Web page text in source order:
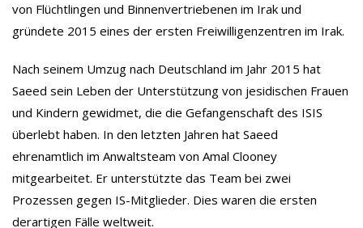
von Flüchtlingen und Binnenvertriebenen im Irak und
gründete 2015 eines der ersten Freiwilligenzentren im Irak.
Nach seinem Umzug nach Deutschland im Jahr 2015 hat
Saeed sein Leben der Unterstützung von jesidischen Frauen
und Kindern gewidmet, die die Gefangenschaft des ISIS
überlebt haben. In den letzten Jahren hat Saeed
ehrenamtlich im Anwaltsteam von Amal Clooney
mitgearbeitet. Er unterstützte das Team bei zwei
Prozessen gegen IS-Mitglieder. Dies waren die ersten
derartigen Fälle weltweit.